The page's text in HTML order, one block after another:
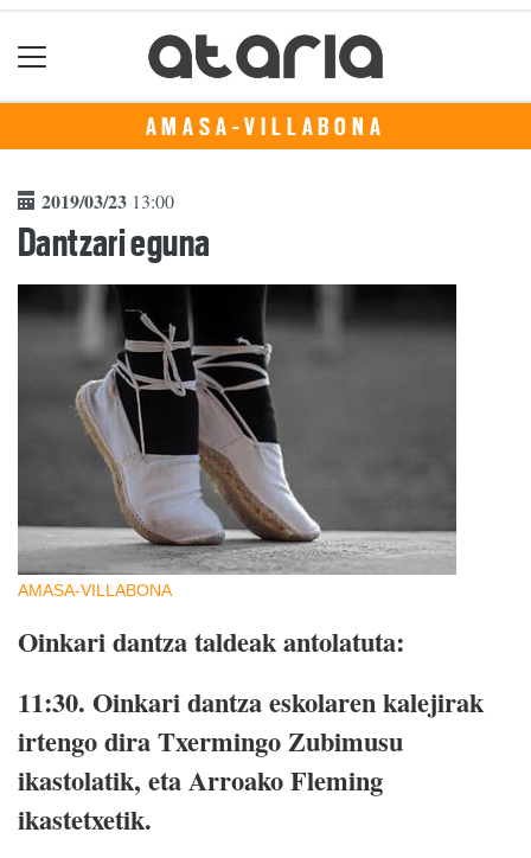
AMASA-VILLABONA
2019/03/23 13:00
Dantzari eguna
AMASA-VILLABONA
Oinkari dantza taldeak antolatuta:
11:30. Oinkari dantza eskolaren kalejirak
irtengo dira Txermingo Zubimusu
ikastolatik, eta Arroako Fleming
ikastetxetik.